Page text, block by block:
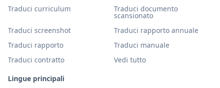
Traduci curriculum Traduci documento
scansionato
Traduci screenshot
Traduci rapporto annuale
Traduci rapporto
Traduci manuale
Traduci contratto
Vedi tutto
Lingue principali